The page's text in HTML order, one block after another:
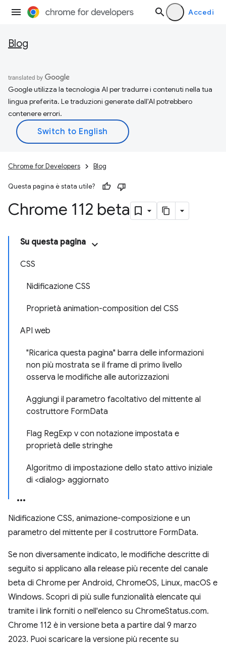
Accedi
Blog
Google utilizza la tecnologia AI per tradurre i contenuti nella tua
lingua preferita. Le traduzioni generate dall'AI potrebbero
contenere errori.
Chrome for Developers Blog
Questa pagina è stata utile?
Chrome 112 beta
Su questa pagina
CSS
Nidificazione CSS
Proprietà animation-composition del CSS
API web
"Ricarica questa pagina" barra delle informazioni
non più mostrata se il frame di primo livello
osserva le modifiche alle autorizzazioni
Aggiungi il parametro facoltativo del mittente al
costruttore FormData
Flag RegExp v con notazione impostata e
proprietà delle stringhe
Algoritmo di impostazione dello stato attivo iniziale
di <dialog> aggiornato
Nidificazione CSS, animazione-composizione e un
parametro del mittente per il costruttore FormData.
Se non diversamente indicato, le modifiche descritte di
seguito si applicano alla release più recente del canale
beta di Chrome per Android, ChromeOS, Linux, macOS e
Windows. Scopri di più sulle funzionalità elencate qui
tramite i link forniti o nell'elenco su ChromeStatus.com.
Chrome 112 è in versione beta a partire dal 9 marzo
2023. Puoi scaricare la versione più recente su